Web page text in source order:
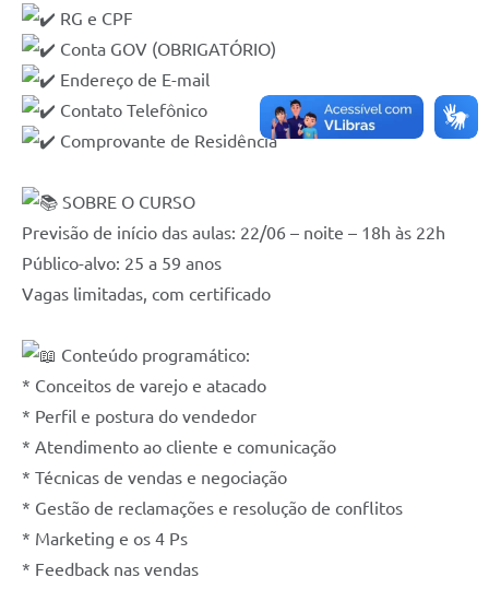
RG e CPF
Conta GOV (OBRIGATÓRIO)
Endereço de E-mail
Contato Telefônico
Comprovante de Residência
SOBRE O CURSO
Previsão de início das aulas: 22/06 – noite – 18h às 22h
Público-alvo: 25 a 59 anos
Vagas limitadas, com certificado
Conteúdo programático:
* Conceitos de varejo e atacado
* Perfil e postura do vendedor
* Atendimento ao cliente e comunicação
* Técnicas de vendas e negociação
* Gestão de reclamações e resolução de conflitos
* Marketing e os 4 Ps
* Feedback nas vendas